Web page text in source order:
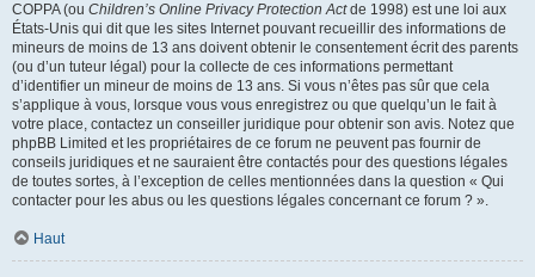
COPPA (ou Children’s Online Privacy Protection Actde 1998) est une loi aux
États-Unis qui dit que les sites Internet pouvant recueillir des informations de
mineurs de moins de 13 ans doivent obtenir le consentement écrit des parents
(ou d’un tuteur légal) pour la collecte de ces informations permettant
d’identifier un mineur de moins de 13 ans. Si vous n’êtes pas sûr que cela
s’applique à vous, lorsque vous vous enregistrez ou que quelqu’un le fait à
votre place, contactez un conseiller juridique pour obtenir son avis. Notez que
phpBB Limited et les propriétaires de ce forum ne peuvent pas fournir de
conseils juridiques et ne sauraient être contactés pour des questions légales
de toutes sortes, à l’exception de celles mentionnées dans la question « Qui
contacter pour les abus ou les questions légales concernant ce forum ? ».
Haut